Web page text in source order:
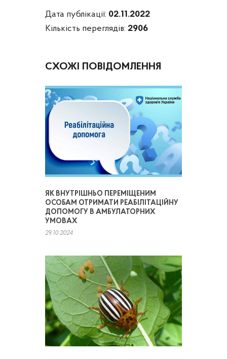
Дата публікації: 02.11.2022
Кількість переглядів: 2906
СХОЖІ ПОВІДОМЛЕННЯ
ЯК ВНУТРІШНЬО ПЕРЕМІЩЕНИМ
ОСОБАМ ОТРИМАТИ РЕАБІЛІТАЦІЙНУ
ДОПОМОГУ В АМБУЛАТОРНИХ
УМОВАХ
29.10.2024